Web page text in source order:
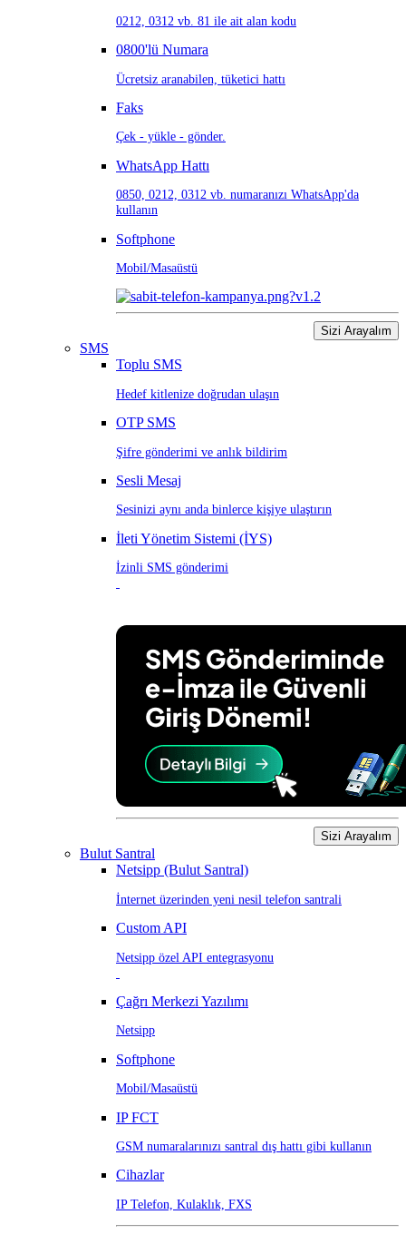
0212, 0312 vb. 81 ile ait alan kodu
0800'lü Numara
Ücretsiz aranabilen, tüketici hattı
Faks
Çek - yükle - gönder.
WhatsApp Hattı
0850, 0212, 0312 vb. numaranızı WhatsApp'da
kullanın
Softphone
Mobil/Masaüstü
Sizi Arayalım
SMS
Toplu SMS
Hedef kitlenize doğrudan ulaşın
OTP SMS
Şifre gönderimi ve anlık bildirim
Sesli Mesaj
Sesinizi aynı anda binlerce kişiye ulaştırın
İleti Yönetim Sistemi (İYS)
İzinli SMS gönderimi
Sizi Arayalım
Bulut Santral
Netsipp (Bulut Santral)
İnternet üzerinden yeni nesil telefon santrali
Custom API
Netsipp özel API entegrasyonu
Çağrı Merkezi Yazılımı
Netsipp
Softphone
Mobil/Masaüstü
IP FCT
GSM numaralarınızı santral dış hattı gibi kullanın
Cihazlar
IP Telefon, Kulaklık, FXS